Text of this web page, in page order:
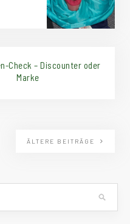
Check – Discounter oder
Marke
ÄLTERE BEITRÄGE